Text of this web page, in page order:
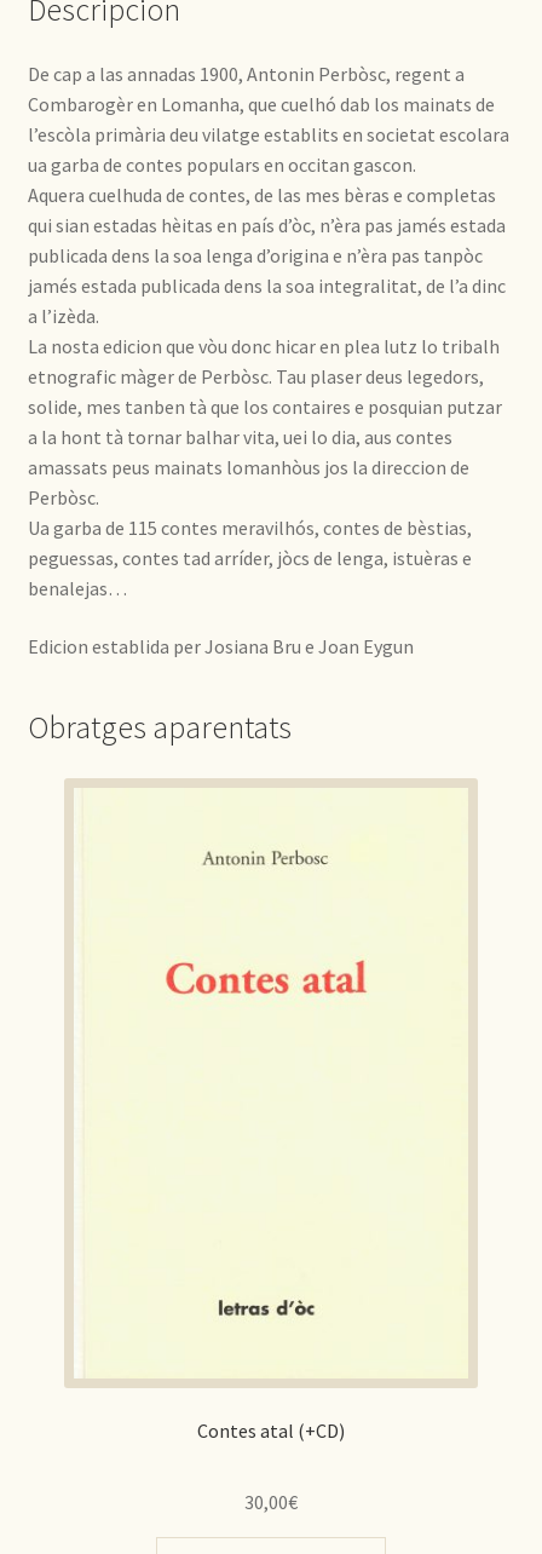
Descripcion
De cap a las annadas 1900, Antonin Perbòsc, regent a
Combarogèr en Lomanha, que cuelhó dab los mainats de
l’escòla primària deu vilatge establits en societat escolara
ua garba de contes populars en occitan gascon.
Aquera cuelhuda de contes, de las mes bèras e completas
qui sian estadas hèitas en país d’òc, n’èra pas jamés estada
publicada dens la soa lenga d’origina e n’èra pas tanpòc
jamés estada publicada dens la soa integralitat, de l’a dinc
a l’izèda.
La nosta edicion que vòu donc hicar en plea lutz lo tribalh
etnografic màger de Perbòsc. Tau plaser deus legedors,
solide, mes tanben tà que los contaires e posquian putzar
a la hont tà tornar balhar vita, uei lo dia, aus contes
amassats peus mainats lomanhòus jos la direccion de
Perbòsc.
Ua garba de 115 contes meravilhós, contes de bèstias,
peguessas, contes tad arríder, jòcs de lenga, istuèras e
benalejas…
Edicion establida per Josiana Bru e Joan Eygun
Obratges aparentats
Contes atal (+CD)
30,00€